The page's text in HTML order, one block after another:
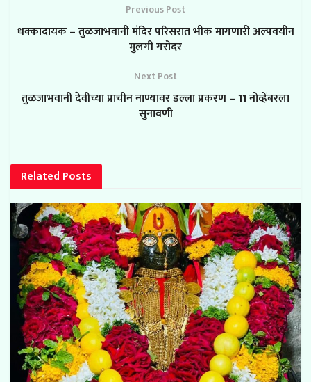
Previous Post
धक्कादायक – तुळजाभवानी मंदिर परिसरात भीक मागणारी अल्पवयीन
मुलगी गरोदर
Next Post
तुळजाभवानी देवीच्या प्राचीन नाण्यावर डल्ला प्रकरण – 11 नोव्हेंबरला
सुनावणी
Related Posts